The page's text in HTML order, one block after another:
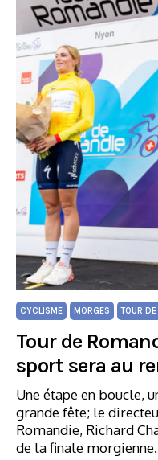
CYCLISME MORGES TOUR
Tour de
sport sera au
Une étape en boucle,
grande fête; le
Romandie, Richard
de la finale morgienne.